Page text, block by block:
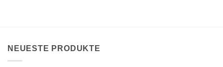
NEUESTE PRODUKTE